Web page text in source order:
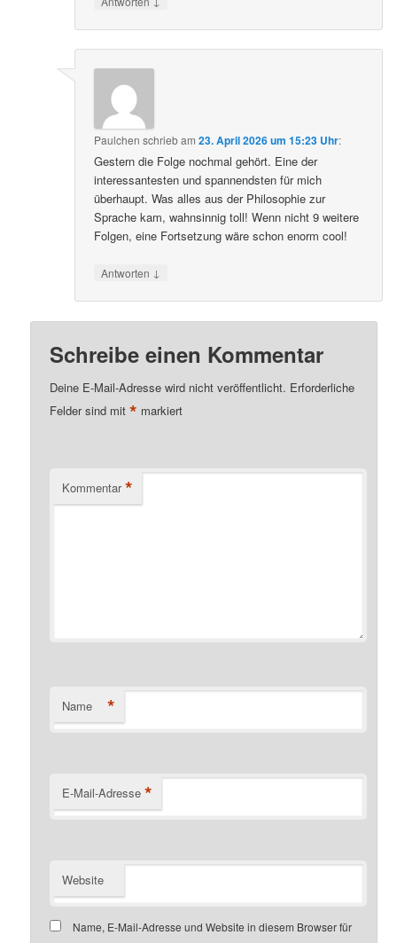
Antworten↓
Paulchenschriebam23. April 2026 um 15:23 Uhr
Gestern die Folge nochmal gehört. Eine der
interessantesten und spannendsten für mich
überhaupt. Was alles aus der Philosophie zur
Sprache kam, wahnsinnig toll! Wenn nicht 9 weitere
Antworten↓
Schreibe einen Kommentar
Deine E-Mail-Adresse wird nicht veröffentlicht.
Name *
E-Mail-Adresse *
Website